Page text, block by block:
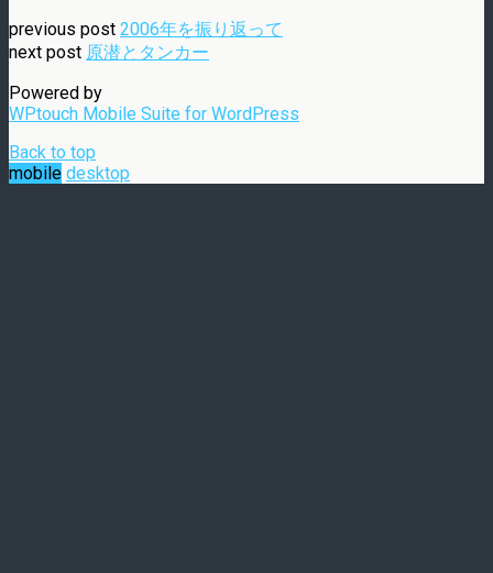
previous post 2006年を振り返って
next post 原潜とタンカー
Powered by
WPtouch Mobile Suite for WordPress
Back to top
mobile desktop